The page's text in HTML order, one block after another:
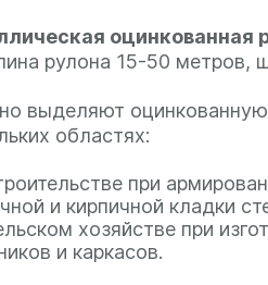
оцинкованная
рулона 15-50 метров,
выделяют
областях:
при
и кирпичной кладки
хозяйстве при
и каркасов.